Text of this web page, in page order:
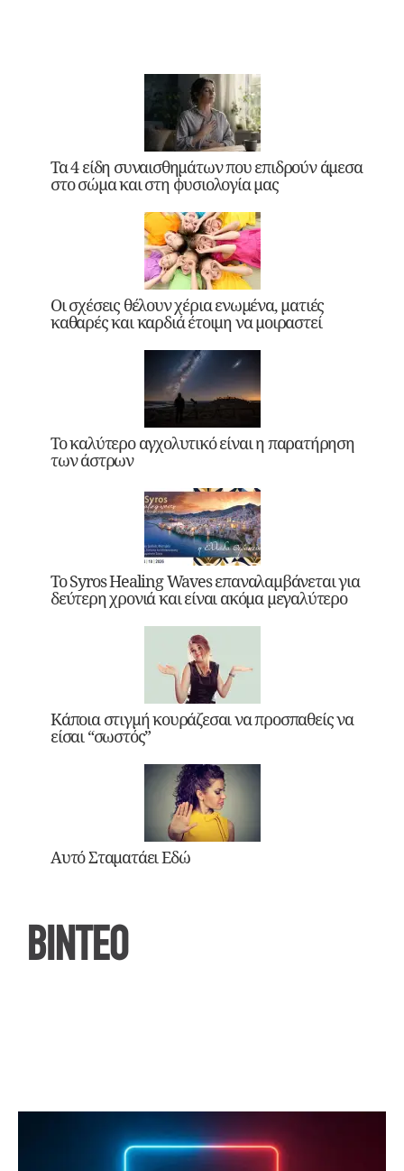
Τα 4 είδη συναισθημάτων που επιδρούν άμεσα
στο σώμα και στη φυσιολογία μας
Οι σχέσεις θέλουν χέρια ενωμένα, ματιές
καθαρές και καρδιά έτοιμη να μοιραστεί
Το καλύτερο αγχολυτικό είναι η παρατήρηση
των άστρων
Το Syros Healing Waves επαναλαμβάνεται για
δεύτερη χρονιά και είναι ακόμα μεγαλύτερο
Κάποια στιγμή κουράζεσαι να προσπαθείς να
είσαι “σωστός”
Αυτό Σταματάει Εδώ
ΒΙΝΤΕΟ